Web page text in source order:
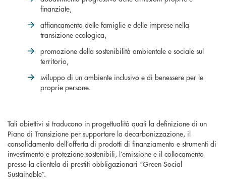
finanziate,
affiancamento delle famiglie e delle imprese nella
transizione ecologica,
promozione della sostenibilità ambientale e sociale sul
territorio,
sviluppo di un ambiente inclusivo e di benessere per le
proprie persone.
Tali obiettivi si traducono in progettualità quali la definizione di un
Piano di Transizione per supportare la decarbonizzazione, il
consolidamento dell’offerta di prodotti di finanziamento e strumenti di
investimento e protezione sostenibili, l’emissione e il collocamento
presso la clientela di prestiti obbligazionari “Green Social
Sustainable”.